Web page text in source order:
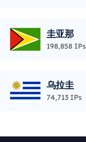
圭亚那
198,858 IPs
乌拉圭
74,713 IPs